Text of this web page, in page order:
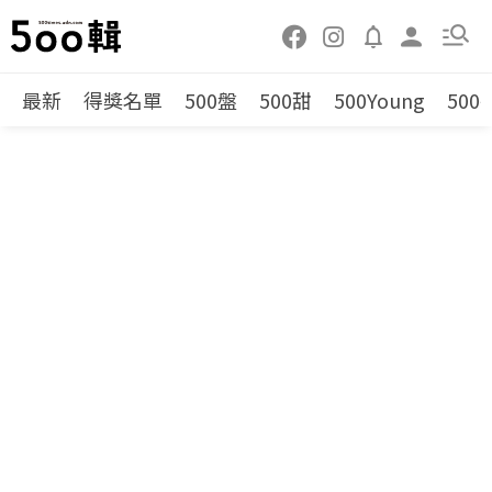
最新 得獎名單 500盤 500甜 500Young 500